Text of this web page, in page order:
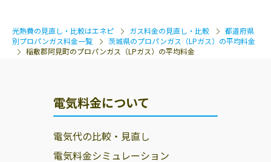
光熱費の見直し・比較はエネピ ガス料金の見直し・比較
都道府県
別プロパンガス料金一覧
茨城県のプロパンガス（LPガス）の平均料金
稲敷郡阿見町のプロパンガス（LPガス）の平均料金
電気料金について
電気代の比較・見直し
電気料金シミュレーション